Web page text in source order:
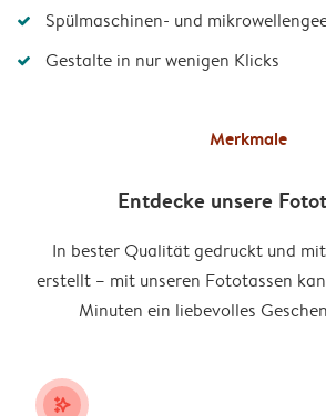
Spülmaschinen- und
Gestalte in nur wenigen Klicks
Merkmale
Entdecke unsere
In bester Qualität gedruckt und
erstellt – mit unseren Fototassen
Minuten ein liebevolles
stars_plus